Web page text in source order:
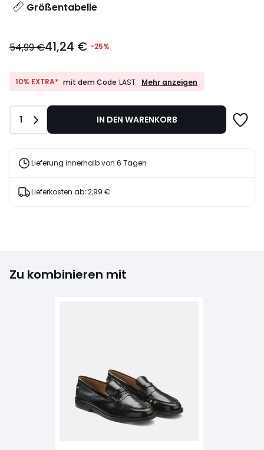
Größentabelle
€
€
Rabatt
angewendet.
54,99 €41,24 € -25%
10% EXTRA* mit dem Code LAST
10%
Code
LAST
Mehr anzeigen
Anzahl
1 IN DEN WARENKORB
Lieferung innerhalb von 6 Tagen
Lieferkosten ab:2,99 €
Zu kombinieren mit